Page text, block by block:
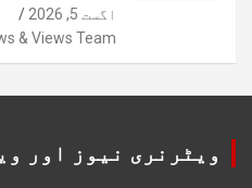
اگست 5, 2026
& Views Team
ویٹرنری نیوز اور